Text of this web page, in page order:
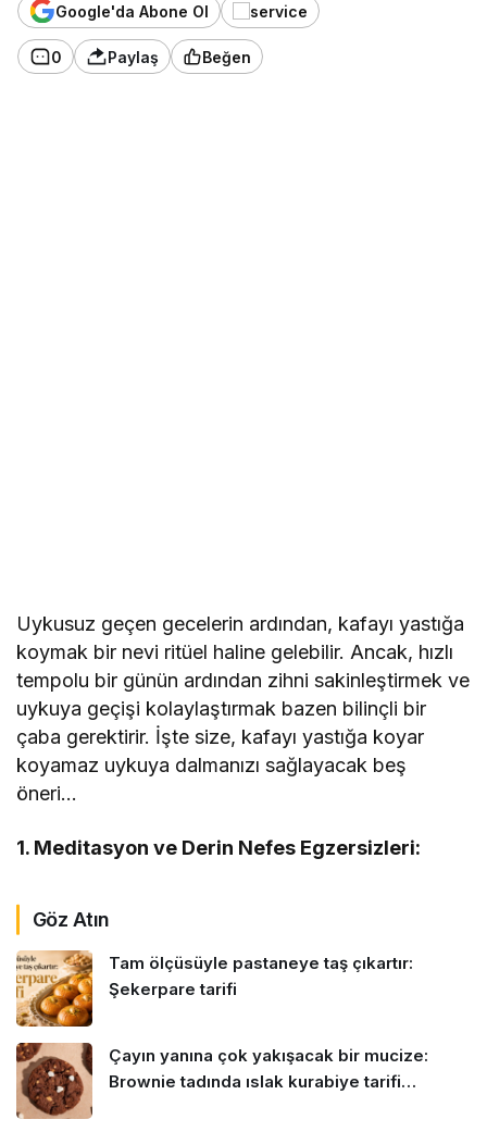
Google'da Abone Ol
0 Paylaş Beğen
Uykusuz geçen gecelerin ardından, kafayı yastığa
koymak bir nevi ritüel haline gelebilir. Ancak, hızlı
tempolu bir günün ardından zihni sakinleştirmek ve
uykuya geçişi kolaylaştırmak bazen bilinçli bir
çaba gerektirir. İşte size, kafayı yastığa koyar
koyamaz uykuya dalmanızı sağlayacak beş
öneri…
1. Meditasyon ve Derin Nefes Egzersizleri:
Göz Atın
Tam ölçüsüyle pastaneye taş çıkartır:
Şekerpare tarifi
Çayın yanına çok yakışacak bir mucize:
Brownie tadında ıslak kurabiye tarifi…